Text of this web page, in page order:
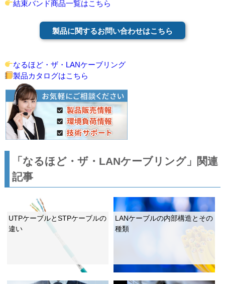
結束バンド商品一覧はこちら
製品に関するお問い合わせはこちら
なるほど・ザ・LANケーブリング
製品カタログはこちら
「なるほど・ザ・LANケーブリング」関連
記事
UTPケーブルとSTPケーブルの
違い
LANケーブルの内部構造とその
種類